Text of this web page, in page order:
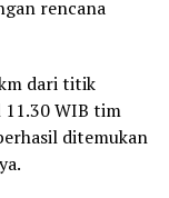
rencana
dari titik
WIB tim
ditemukan